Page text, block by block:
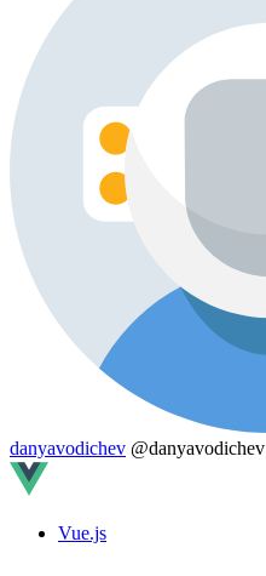
danyavodichev @danyavodichev
Vue.js